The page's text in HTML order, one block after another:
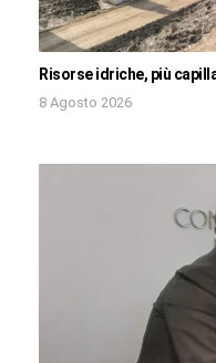
Risorse idriche, più
8 Agosto 2026